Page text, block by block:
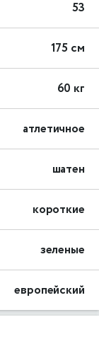
53
175 см
60 кг
атлетичное
шатен
короткие
зеленые
европейский